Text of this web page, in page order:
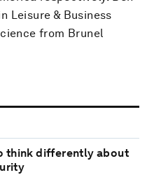
Leisure & Business
from Brunel
think differently about